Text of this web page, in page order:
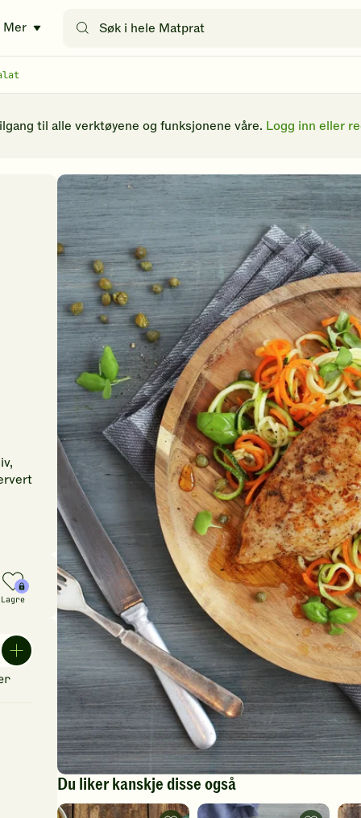
Mer
etter
til alle verktøyene og funksjonene våre. Logg inn eller
Lagre
Du liker kanskje disse også